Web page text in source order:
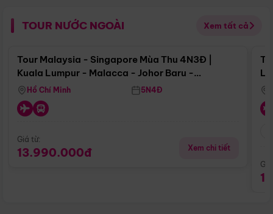
TOUR NƯỚC NGOÀI Xem tất cả
Điểm nổi bật
Tour Malaysia - Singapore Mùa Thu 4N3Đ |
Kuala Lumpur - Malacca - Johor Baru -
Singapore
Hồ Chí Minh 5N4Đ
Giá từ:
13.990.000đ Xem chi tiết